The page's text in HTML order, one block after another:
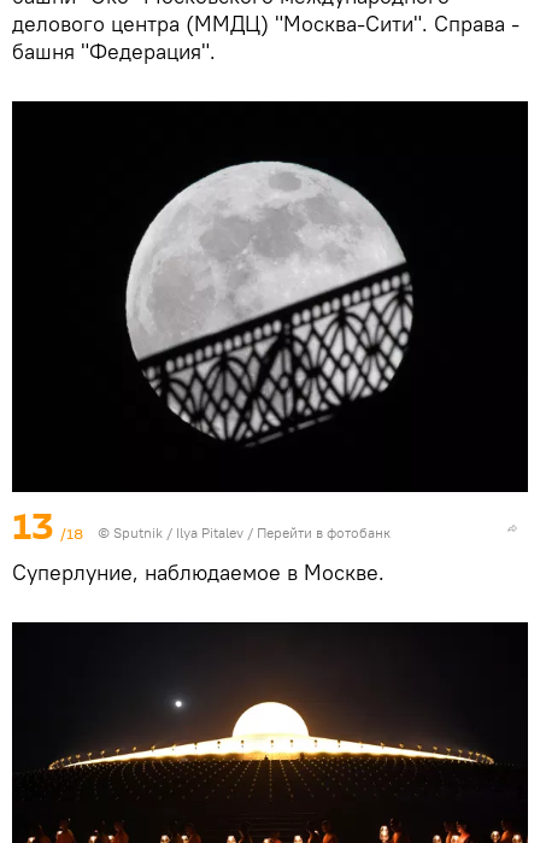
делового центра (ММДЦ) "Москва-Сити". Справа -
башня "Федерация".
13 /18 © Sputnik / Ilya Pitalev / Перейти в фотобанк
Суперлуние, наблюдаемое в Москве.